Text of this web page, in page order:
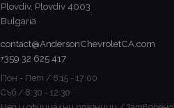
Plovdiv, Plovdiv 4003
Bulgaria
contact@AndersonChevroletCA.com
+359 32 625 417
Пон - Пет / 8:15 - 17:00
Съб / 8:30 - 12:30